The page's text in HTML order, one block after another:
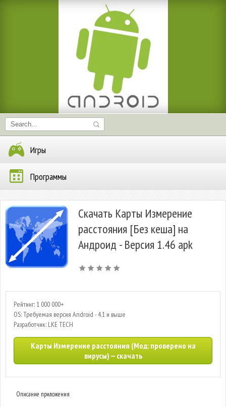
Игры
Программы
Скачать Карты Измерение
расстояния [Без кеша] на
Андроид - Версия 1.46 apk
Рейтинг: 1 000 000+
OS: Требуемая версия Android - 4.1 и выше
Разработчик: LKE TECH
Карты Измерение расстояния (Мод: проверено на
вирусы) — скачать
Описание приложения